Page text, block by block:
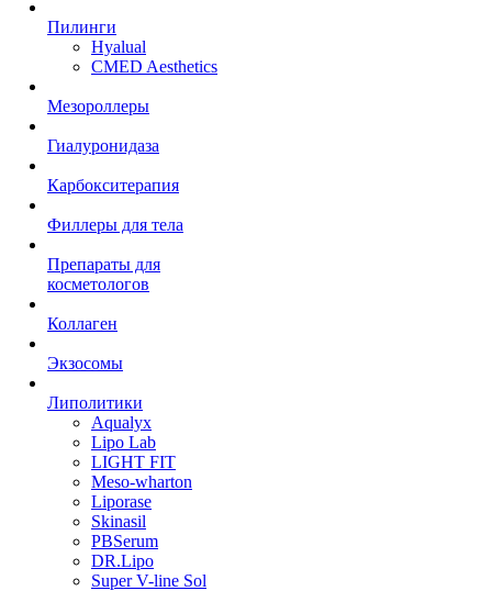
Пилинги
Hyalual
CMED Aesthetics
Мезороллеры
Гиалуронидаза
Карбокситерапия
Филлеры для тела
Препараты для
косметологов
Коллаген
Экзосомы
Липолитики
Aqualyx
Lipo Lab
LIGHT FIT
Meso-wharton
Liporase
Skinasil
PBSerum
DR.Lipo
Super V-line Sol